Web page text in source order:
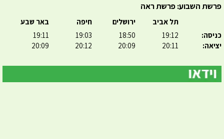
פרשת השבוע: פרשת ראה
כניסה:
יציאה:
תל אביב
19:12
20:11
ירושלים
18:50
20:09
חיפה
19:03
20:12
באר שבע
19:11
20:09